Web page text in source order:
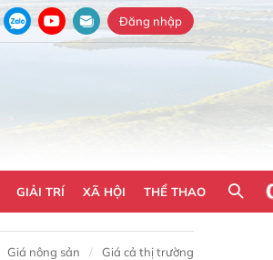
Đăng nhập
GIẢI TRÍ XÃ HỘI THỂ THAO
Giá nông sản Giá cả thị trường